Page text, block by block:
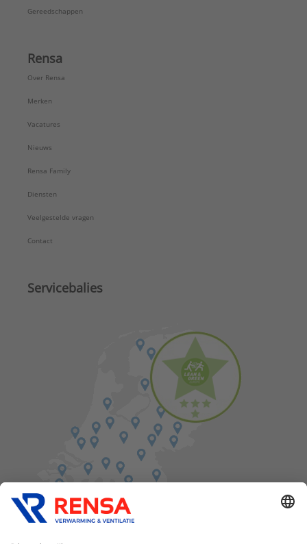
Gereedschappen
Rensa
Over Rensa
Merken
Vacatures
Nieuws
Rensa Family
Diensten
Veelgestelde vragen
Contact
Servicebalies